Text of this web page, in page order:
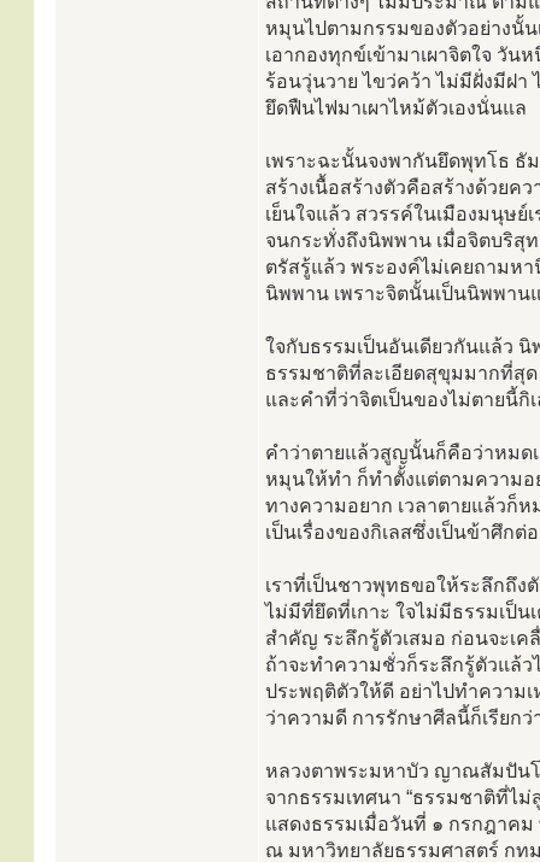
หมุนไปตามกรรมของตัวอย่างนั้
เอากองทุกข์เข้ามาเผาจิตใจ วั
ร้อนวุ่นวาย ไขว่คว้า ไม่มีฝั่งมีฝา ไ
ยึดฟืนไฟมาเผาไหม้ตัวเองนั่นแล
เพราะฉะนั้นจงพากันยึดพุทโธ ธั
สร้างเนื้อสร้างตัวคือสร้างด้วยค
เย็นใจแล้ว สวรรค์ในเมืองมนุษย์
จนกระทั่งถึงนิพพาน เมื่อจิตบริสุ
ตรัสรู้แล้ว พระองค์ไม่เคยถามห
นิพพาน เพราะจิตนั้นเป็นนิพพาน
ใจกับธรรมเป็นอันเดียวกันแล้ว
ธรรมชาติที่ละเอียดสุขุมมากที่สุด
และคำที่ว่าจิตเป็นของไม่ตายนี้กิ
คำว่าตายแล้วสูญนั้นก็คือว่าหมด
หมุนให้ทำ ก็ทำตั้งแต่ตามความ
ทางความอยาก เวลาตายแล้วก็
เป็นเรื่องของกิเลสซึ่งเป็นข้าศึกต่
เราที่เป็นชาวพุทธขอให้ระลึกถึง
ไม่มีที่ยึดที่เกาะ ใจไม่มีธรรมเป็น
สำคัญ ระลึกรู้ตัวเสมอ ก่อนจะเค
ถ้าจะทำความชั่วก็ระลึกรู้ตัวแล้
ประพฤติตัวให้ดี อย่าไปทำความ
ว่าความดี การรักษาศีลนี้ก็เรียกว่
หลวงตาพระมหาบัว ญาณสัมปัน
จากธรรมเทศนา “ธรรมชาติที่ไม่
แสดงธรรมเมื่อวันที่ ๑ กรกฎาค
ณ มหาวิทยาลัยธรรมศาสตร์ กท